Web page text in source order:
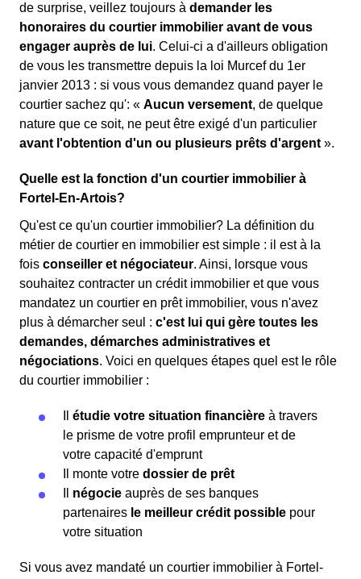
de surprise, veillez toujours à demander les
honoraires du courtier immobilier avant de vous
engager auprès de lui. Celui-ci a d'ailleurs obligation
de vous les transmettre depuis la loi Murcef du 1er
janvier 2013 : si vous vous demandez quand payer le
courtier sachez qu': « Aucun versement, de quelque
nature que ce soit, ne peut être exigé d'un particulier
avant l'obtention d'un ou plusieurs prêts d'argent ».
Quelle est la fonction d'un courtier immobilier à
Fortel-En-Artois?
Qu'est ce qu'un courtier immobilier? La définition du
métier de courtier en immobilier est simple : il est à la
fois conseiller et négociateur. Ainsi, lorsque vous
souhaitez contracter un crédit immobilier et que vous
mandatez un courtier en prêt immobilier, vous n'avez
plus à démarcher seul : c'est lui qui gère toutes les
demandes, démarches administratives et
négociations. Voici en quelques étapes quel est le rôle
du courtier immobilier :
étudie votre situation financière à travers
le prisme de votre profil emprunteur et de
votre capacité d'emprunt
Il monte votre dossier de prêt
négocie auprès de ses banques
partenaires le meilleur crédit possible pour
votre situation
Si vous avez mandaté un courtier immobilier à Fortel-